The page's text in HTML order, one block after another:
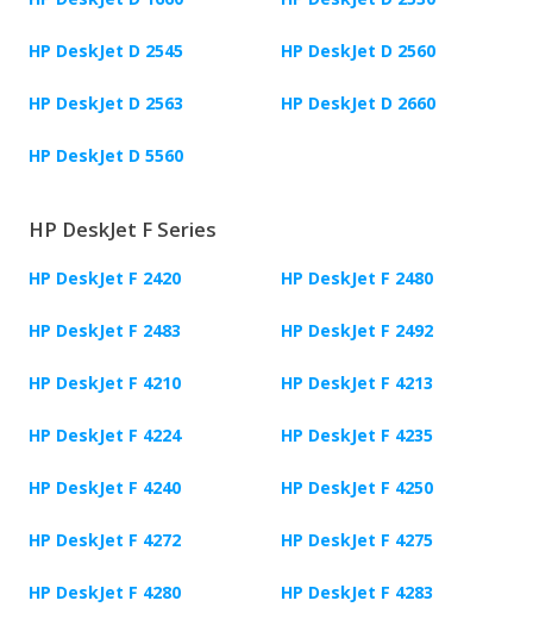
HP DeskJet D 2545 HP DeskJet D 2560
HP DeskJet D 2563 HP DeskJet D 2660
HP DeskJet D 5560
HP DeskJet F Series
HP DeskJet F 2420 HP DeskJet F 2480
HP DeskJet F 2483 HP DeskJet F 2492
HP DeskJet F 4210 HP DeskJet F 4213
HP DeskJet F 4224 HP DeskJet F 4235
HP DeskJet F 4240 HP DeskJet F 4250
HP DeskJet F 4272 HP DeskJet F 4275
HP DeskJet F 4280 HP DeskJet F 4283